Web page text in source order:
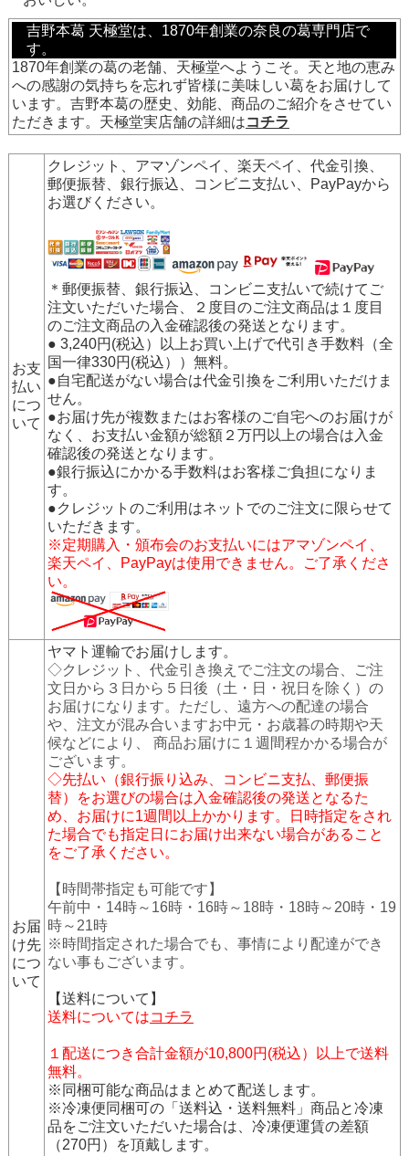
吉野本葛 天極堂は、1870年創業の奈良の葛専門店で
す。
1870年創業の葛の老舗、天極堂へようこそ。天と地の恵み
への感謝の気持ちを忘れず皆様に美味しい葛をお届けして
います。吉野本葛の歴史、効能、商品のご紹介をさせてい
ただきます。天極堂実店舗の詳細はコチラ
お支
払い
につ
いて
クレジット、アマゾンペイ、楽天ペイ、代金引換、
郵便振替、銀行振込、コンビニ支払い、PayPayから
お選びください。
＊郵便振替、銀行振込、コンビニ支払いで続けてご
注文いただいた場合、２度目のご注文商品は１度目
のご注文商品の入金確認後の発送となります。
● 3,240円(税込）以上お買い上げで代引き手数料（全
国一律330円(税込））無料。
●自宅配送がない場合は代金引換をご利用いただけま
せん。
●お届け先が複数またはお客様のご自宅へのお届けが
なく、お支払い金額が総額２万円以上の場合は入金
確認後の発送となります。
●銀行振込にかかる手数料はお客様ご負担になりま
す。
●クレジットのご利用はネットでのご注文に限らせて
いただきます。
※定期購入・頒布会のお支払いにはアマゾンペイ、
楽天ペイ、PayPayは使用できません。ご了承くださ
い。
お届
け先
につ
いて
ヤマト運輸でお届けします。
◇クレジット、代金引き換えでご注文の場合、ご注
文日から３日から５日後（土・日・祝日を除く）の
お届けになります。ただし、遠方への配達の場合
や、注文が混み合いますお中元・お歳暮の時期や天
候などにより、 商品お届けに１週間程かかる場合が
ございます。
◇先払い（銀行振り込み、コンビニ支払、郵便振
替）をお選びの場合は入金確認後の発送となるた
め、お届けに1週間以上かかります。日時指定をされ
た場合でも指定日にお届け出来ない場合があること
をご了承ください。
【時間帯指定も可能です】
午前中・14時～16時・16時～18時・18時～20時・19
時～21時
※時間指定された場合でも、事情により配達ができ
ない事もございます。
【送料について】
送料についてはコチラ
１配送につき合計金額が10,800円(税込）以上で送料
無料。
※同梱可能な商品はまとめて配送します。
※冷凍便同梱可の「送料込・送料無料」商品と冷凍
品をご注文いただいた場合は、冷凍便運賃の差額
（270円）を頂戴します。